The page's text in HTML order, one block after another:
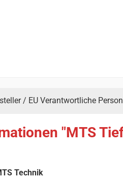
/ EU Verantwortliche Person
"MTS
Technik